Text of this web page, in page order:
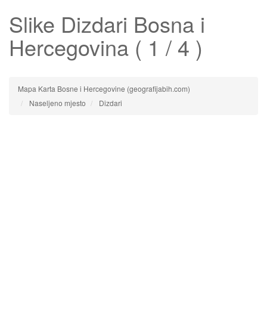
Slike Dizdari Bosna i
Hercegovina ( 1 / 4 )
Mapa Karta Bosne i Hercegovine (geografijabih.com)
Naseljeno mjesto
Dizdari